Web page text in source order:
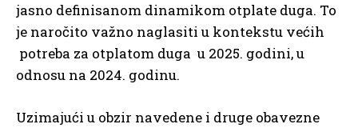
jasno definisanom dinamikom otplate duga. To
je naročito važno naglasiti u kontekstu većih
potreba za otplatom duga u 2025. godini, u
odnosu na 2024. godinu.
Uzimajući u obzir navedene i druge obavezne